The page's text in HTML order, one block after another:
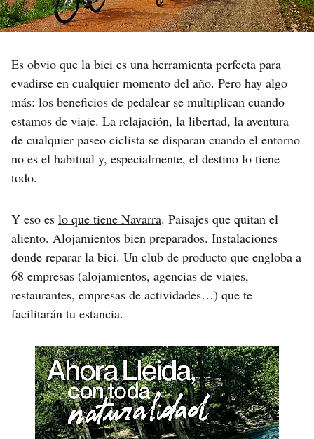
Es obvio que la bici es una herramienta perfecta para
evadirse en cualquier momento del año. Pero hay algo
más: los beneficios de pedalear se multiplican cuando
estamos de viaje. La relajación, la libertad, la aventura
de cualquier paseo ciclista se disparan cuando el entorno
no es el habitual y, especialmente, el destino lo tiene
todo.
Y eso es lo que tiene Navarra. Paisajes que quitan el
aliento. Alojamientos bien preparados. Instalaciones
donde reparar la bici. Un club de producto que engloba a
68 empresas (alojamientos, agencias de viajes,
restaurantes, empresas de actividades…) que te
facilitarán tu estancia.